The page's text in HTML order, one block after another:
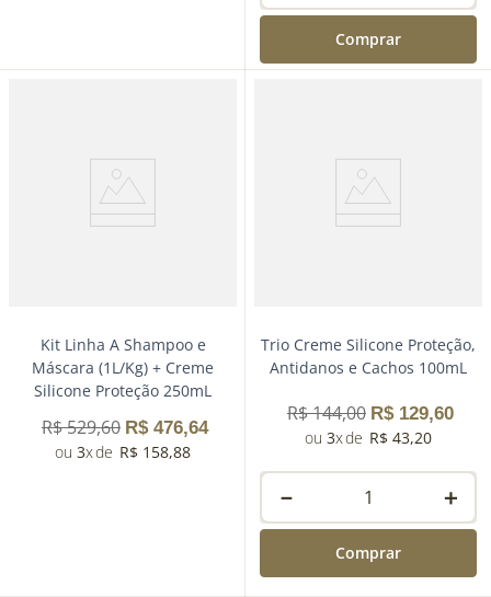
Comprar
Comprar
Kit Linha A Shampoo e
Máscara (1L/Kg) + Creme
Silicone Proteção 250mL
R$529,60 R$ 476,64
3
R$ 158,88
Trio Creme Silicone Proteção,
Antidanos e Cachos 100mL
R$144,00 R$ 129,60
3
R$ 43,20
＋
－
Comprar